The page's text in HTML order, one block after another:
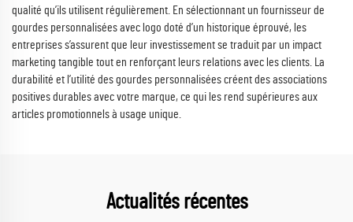
qualité qu’ils utilisent régulièrement. En sélectionnant un fournisseur de
gourdes personnalisées avec logo doté d’un historique éprouvé, les
entreprises s’assurent que leur investissement se traduit par un impact
marketing tangible tout en renforçant leurs relations avec les clients. La
durabilité et l’utilité des gourdes personnalisées créent des associations
positives durables avec votre marque, ce qui les rend supérieures aux
articles promotionnels à usage unique.
Actualités récentes